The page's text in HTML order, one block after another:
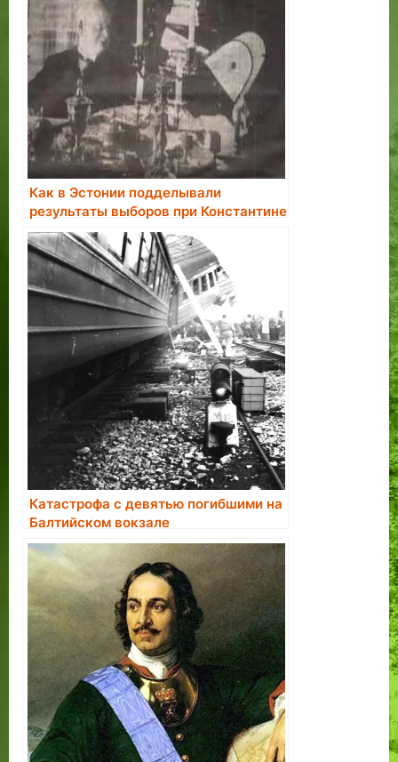
Как в Эстонии подделывали
результаты выборов при Константине
Пятсе.
Катастрофа с девятью погибшими на
Балтийском вокзале